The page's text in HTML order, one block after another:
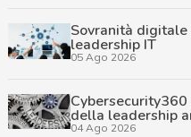
Sovranità
leadership IT
05 Ago 2026
della leadership
04 Ago 2026